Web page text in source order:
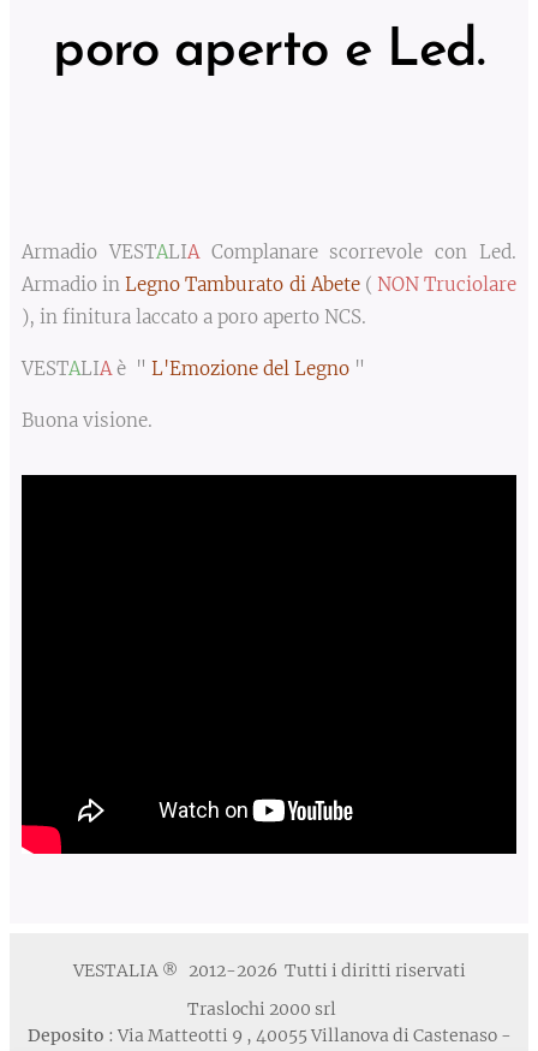
poro aperto e Led.
Armadio VESTALIAComplanare scorrevole con Led.
Armadio inLegno Tamburato di Abete( NON Truciolare
), in finitura laccato a poro aperto NCS.
VESTALIAè " L'Emozione del Legno "
Buona visione.
VESTALIA ®
2012-2026 Tutti i diritti riservati
Traslochi 2000 srl
Deposito : Via Matteotti 9 , 40055 Villanova di Castenaso -